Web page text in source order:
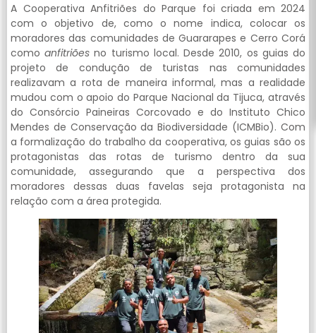
A Cooperativa Anfitriões do Parque foi criada em 2024
com o objetivo de, como o nome indica, colocar os
moradores das comunidades de Guararapes e Cerro Corá
comoanfitriões no turismo local. Desde 2010, os guias do
projeto de condução de turistas nas comunidades
realizavam a rota de maneira informal, mas a realidade
mudou com o apoio do Parque Nacional da Tijuca, através
do Consórcio Paineiras Corcovado e do Instituto Chico
Mendes de Conservação da Biodiversidade (ICMBio). Com
a formalização do trabalho da cooperativa, os guias são os
protagonistas das rotas de turismo dentro da sua
comunidade, assegurando que a perspectiva dos
moradores dessas duas favelas seja protagonista na
relação com a área protegida.